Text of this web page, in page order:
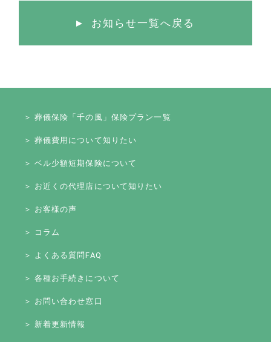
お知らせ一覧へ戻る
＞ 葬儀保険「千の風」保険プラン一覧
＞ 葬儀費用について知りたい
＞ ベル少額短期保険について
＞ お近くの代理店について知りたい
＞ お客様の声
＞ コラム
＞ よくある質問FAQ
＞ 各種お手続きについて
＞ お問い合わせ窓口
＞ 新着更新情報